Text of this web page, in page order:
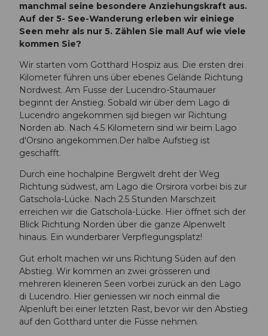
manchmal seine besondere Anziehungskraft aus.
Auf der 5- See-Wanderung erleben wir einiege
Seen mehr als nur 5. Zählen Sie mal! Auf wie viele
kommen Sie?
Wir starten vom Gotthard Hospiz aus. Die ersten drei
Kilometer führen uns über ebenes Gelände Richtung
Nordwest. Am Fusse der Lucendro-Staumauer
beginnt der Anstieg. Sobald wir über dem Lago di
Lucendro angekommen sijd biegen wir Richtung
Norden ab. Nach 4.5 Kilometern sind wir beim Lago
d'Orsino angekommen.Der halbe Aufstieg ist
geschafft.
Durch eine hochalpine Bergwelt dreht der Weg
Richtung südwest, am Lago die Orsirora vorbei bis zur
Gatschola-Lücke. Nach 2.5 Stunden Marschzeit
erreichen wir die Gatschola-Lücke. Hier öffnet sich der
Blick Richtung Norden über die ganze Alpenwelt
hinaus. Ein wunderbarer Verpflegungsplatz!
Gut erholt machen wir uns Richtung Süden auf den
Abstieg. Wir kommen an zwei grösseren und
mehreren kleineren Seen vorbei zurück an den Lago
di Lucendro. Hier geniessen wir noch einmal die
Alpenluft bei einer letzten Rast, bevor wir den Abstieg
auf den Gotthard unter die Füsse nehmen.